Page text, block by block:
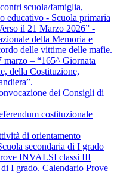
scuola/famiglia,
educativo - Scuola primaria
il 21 Marzo 2026” -
della Memoria e
delle vittime delle mafie.
marzo – “165^ Giornata
della Costituzione,
dei Consigli di
costituzionale
di orientamento
secondaria di I grado
INVALSI classi III
I grado. Calendario Prove